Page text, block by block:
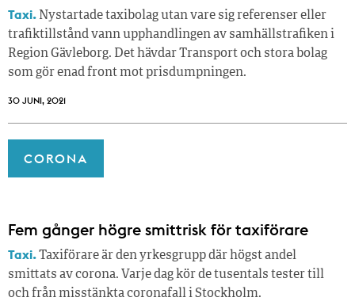
Taxi. Nystartade taxibolag utan vare sig referenser eller
trafiktillstånd vann upphandlingen av samhällstrafiken i
Region Gävleborg. Det hävdar Transport och stora bolag
som gör enad front mot prisdumpningen.
30 JUNI, 2021
CORONA
Fem gånger högre smittrisk för taxiförare
Taxi.Taxiförare är den yrkesgrupp där högst andel
smittats av corona. Varje dag kör de tusentals tester till
och från misstänkta coronafall i Stockholm.